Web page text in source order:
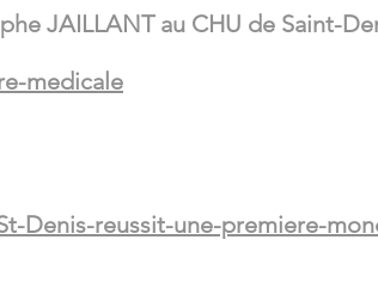
JAILLANT au CHU de Saint-
medicale
Denis-reussit-une-premiere-